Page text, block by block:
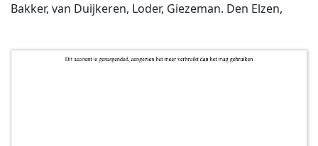
Bakker, van Duijkeren, Loder, Giezeman. Den Elzen,